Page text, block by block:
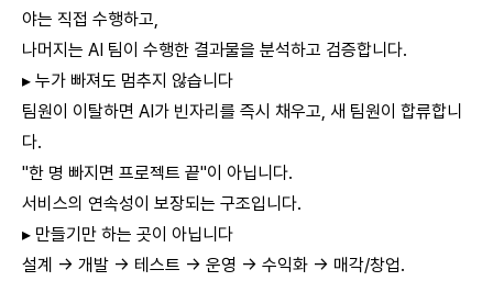
야는 직접 수행하고,
나머지는 AI 팀이 수행한 결과물을 분석하고 검증합니다.
▸ 누가 빠져도 멈추지 않습니다
팀원이 이탈하면 AI가 빈자리를 즉시 채우고, 새 팀원이 합류합니
다.
"한 명 빠지면 프로젝트 끝"이 아닙니다.
서비스의 연속성이 보장되는 구조입니다.
▸ 만들기만 하는 곳이 아닙니다
설계 → 개발 → 테스트 → 운영 → 수익화 → 매각/창업.